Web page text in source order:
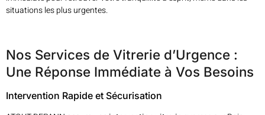
situations les plus urgentes.
Nos Services de Vitrerie d’Urgence :
Une Réponse Immédiate à Vos Besoins
Intervention Rapide et Sécurisation